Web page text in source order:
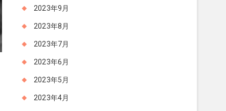
2023年9月
2023年8月
2023年7月
2023年6月
2023年5月
2023年4月